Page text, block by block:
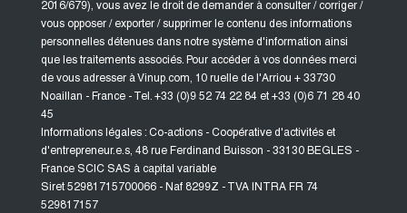
2016/679), vous avez le droit de demander à consulter / corriger /
vous opposer / exporter / supprimer le contenu des informations
personnelles détenues dans notre système d'information ainsi
que les traitements associés. Pour accéder à vos données merci
de vous adresser à Vinup.com, 10 ruelle de l'Arriou + 33730
Noaillan - France - Tel. +33 (0)9 52 74 22 84 et +33 (0)6 71 28 40
45
Informations légales : Co-actions - Coopérative d'activités et
d'entrepreneur.e.s, 48 rue Ferdinand Buisson - 33130 BEGLES -
France SCIC SAS à capital variable
Siret 52981715700066 - Naf 8299Z - TVA INTRA FR 74
529817157